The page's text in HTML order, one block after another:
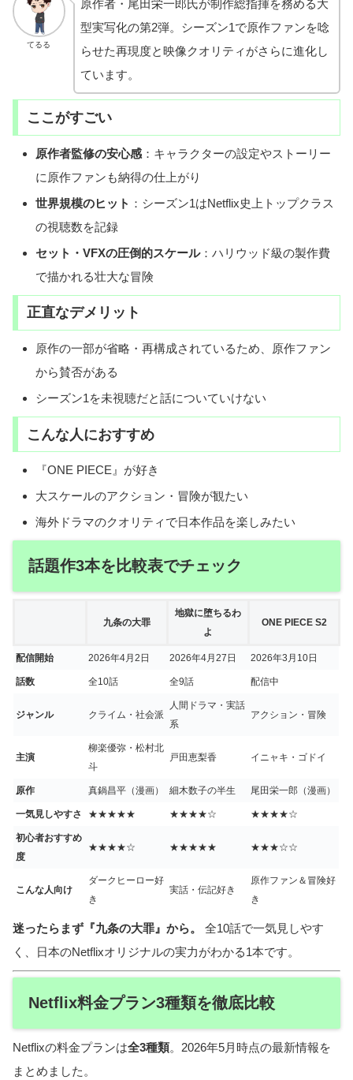
てるる
原作者・尾田栄一郎氏が制作総指揮を務める大
型実写化の第2弾。シーズン1で原作ファンを唸
らせた再現度と映像クオリティがさらに進化し
ています。
ここがすごい
原作者監修の安心感 ：キャラクターの設定やストーリー
に原作ファンも納得の仕上がり
世界規模のヒット ：シーズン1はNetflix史上トップクラス
の視聴数を記録
セット・VFXの圧倒的スケール：ハリウッド級の製作費
で描かれる壮大な冒険
正直なデメリット
原作の一部が省略・再構成されているため、原作ファン
から賛否がある
シーズン1を未視聴だと話についていけない
こんな人におすすめ
『ONE PIECE』が好き
大スケールのアクション・冒険が観たい
海外ドラマのクオリティで日本作品を楽しみたい
話題作3本を比較表でチェック
九条の大罪
地獄に堕ちるわ
よ
ONE PIECE S2
配信開始 2026年4月2日 2026年4月27日 2026年3月10日
話数 全10話 全9話 配信中
ジャンル クライム・社会派
人間ドラマ・実話
系
アクション・冒険
主演
柳楽優弥・松村北
斗
戸田恵梨香 イニャキ・ゴドイ
原作 真鍋昌平（漫画） 細木数子の半生 尾田栄一郎（漫画）
一気見しやすさ ★★★★★ ★★★★☆ ★★★★☆
初心者おすすめ
度
★★★★☆ ★★★★★ ★★★☆☆
こんな人向け
ダークヒーロー好
き
実話・伝記好き
原作ファン＆冒険好
き
迷ったらまず『九条の大罪』から。
全10話で一気見しやす
く、日本のNetflixオリジナルの実力がわかる1本です。
Netflix料金プラン3種類を徹底比較
Netflixの料金プランは全3種類。2026年5月時点の最新情報を
まとめました。